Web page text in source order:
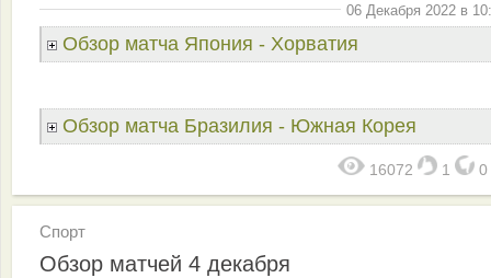
06 Декабря 2022 в
Обзор матча Япония - Хорватия
Обзор матча Бразилия - Южная Корея
16072 1 0
Спорт
Обзор матчей 4 декабря